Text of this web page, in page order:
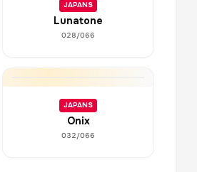
JAPANS
Lunatone
028/066
JAPANS
Onix
032/066